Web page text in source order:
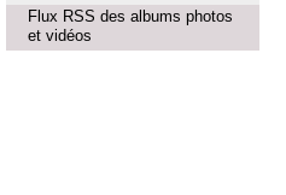
Flux RSS des albums photos
et vidéos